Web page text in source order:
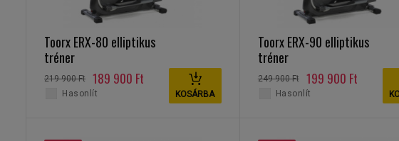
Toorx ERX-80 elliptikus
tréner
219 900 Ft 189 900 Ft
KOSÁRBA
Hasonlít
Toorx ERX-90 elliptikus
tréner
249 900 Ft 199 900 Ft
Hasonlít